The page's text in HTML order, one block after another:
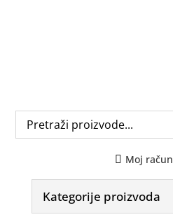
Moj račun
Kategorije proizvoda